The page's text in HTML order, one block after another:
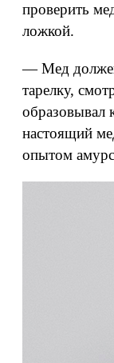
проверить
ложкой.
— Мед
тарелку,
образовывал
настоящий
опытом